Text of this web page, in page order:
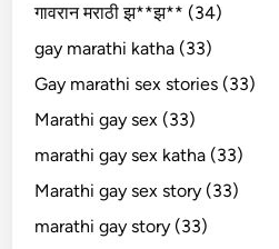
गावरान मराठी झ**झ** (34)
gay marathi katha (33)
Gay marathi sex stories (33)
Marathi gay sex (33)
marathi gay sex katha (33)
Marathi gay sex story (33)
marathi gay story (33)